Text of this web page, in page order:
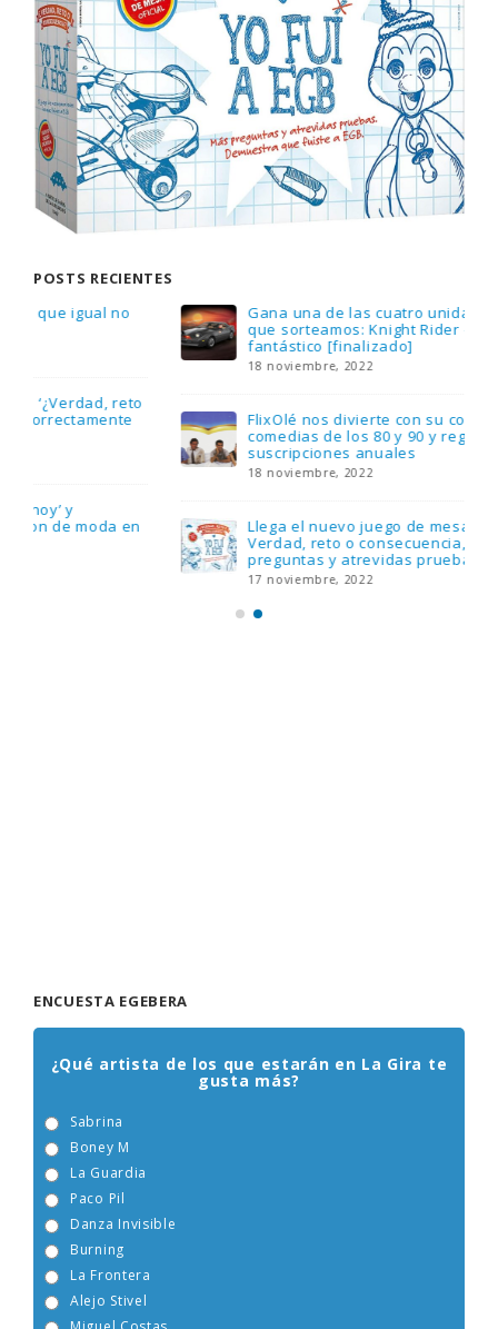
POSTS RECIENTES
Gana una de las cuatro unidades de PLAYMOBIL
que sorteamos: Knight Rider – El coche
fantástico [finalizado]
FlixOlé nos divierte con su colección de
comedias de los 80 y 90 y regalamos tres
suscripciones anuales
Llega el nuevo juego de mesa Yo Fui a EGB:
Verdad, reto o consecuencia, con más
preguntas y atrevidas pruebas
¿Qué artista de los que estarán en La Gira te
gusta más?
Boney M
Burning
Alejo Stivel